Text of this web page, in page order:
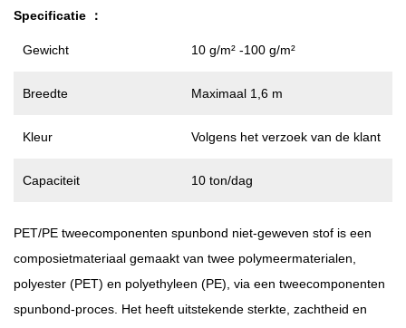
Mechanische Eigenschappen, Duurzaamheid En Ademend
Specificatie ：
Gewicht 10 g/m² -100 g/m²
Breedte Maximaal 1,6 m
Kleur Volgens het verzoek van de klant
Capaciteit 10 ton/dag
PET/PE tweecomponenten spunbond niet-geweven stof is een
composietmateriaal gemaakt van twee polymeermaterialen,
polyester (PET) en polyethyleen (PE), via een tweecomponenten
spunbond-proces. Het heeft uitstekende sterkte, zachtheid en